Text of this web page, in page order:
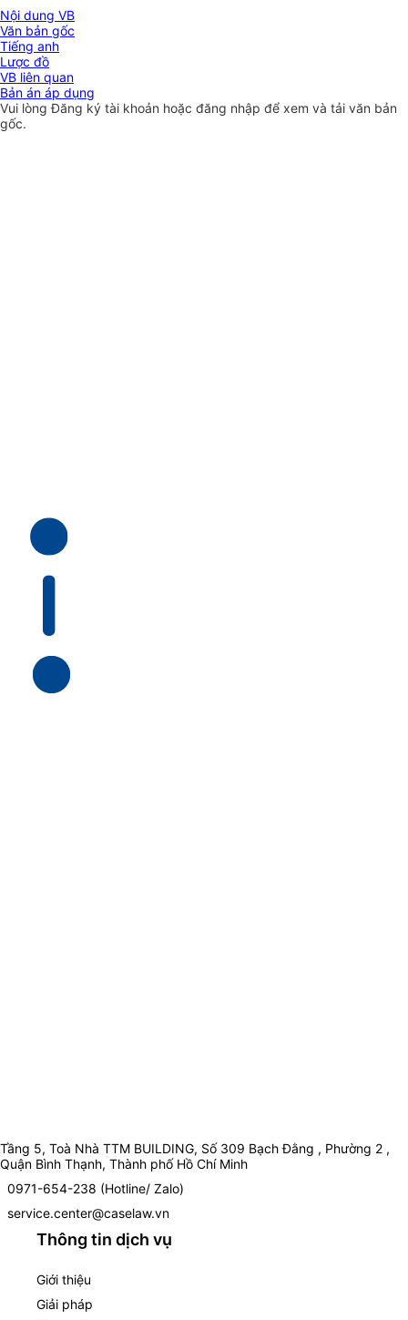
Nội dung VB
Văn bản gốc
Tiếng anh
Lược đồ
VB liên quan
Bản án áp dụng
Vui lòngĐăng ký tài khoản hoặc đăng nhập để xem và tải văn bản
gốc.
Tầng 5, Toà Nhà TTM BUILDING, Số 309 Bạch Đằng , Phường 2 ,
Quận Bình Thạnh, Thành phố Hồ Chí Minh
0971-654-238 (Hotline/ Zalo)
service.center@caselaw.vn
Thông tin dịch vụ
Giới thiệu
Giải pháp